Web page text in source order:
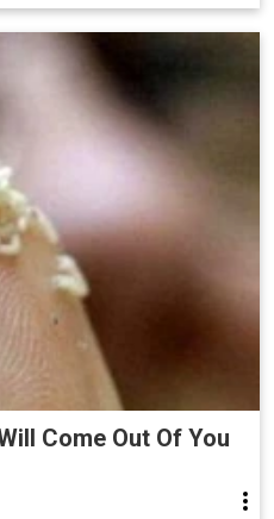
Come Out Of You